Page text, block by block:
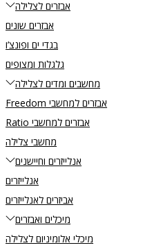
אבזרים לצלילה
אבזרים שונים
בגדי ים ופונצ’ו
גלגלות ומצופים
מחשבים ומדים לצלילה
אבזרים למחשבי Freedom
אבזרים למחשבי Ratio
מחשבי צלילה
אנלייזרים וחיישנים
אנלייזרים
אביזרים לאנלייזרים
מיכלים ואבזרים
מיכלי אלומיניום לצלילה